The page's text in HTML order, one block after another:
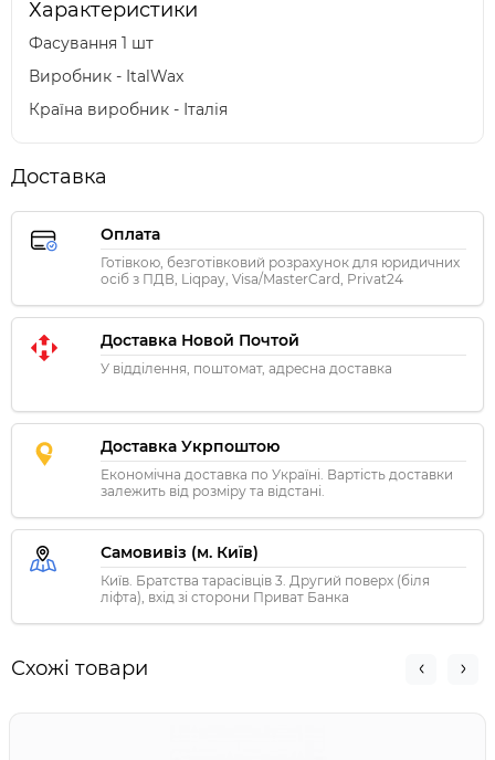
Характеристики
Фасування 1 шт
Виробник - ItalWax
Країна виробник - Італія
Доставка
Оплата
Готівкою, безготівковий розрахунок для юридичних
осіб з ПДВ, Liqpay, Visa/MasterCard, Privat24
Доставка Новой Почтой
У відділення, поштомат, адресна доставка
Доставка Укрпоштою
Економічна доставка по Україні. Вартість доставки
залежить від розміру та відстані.
Самовивіз (м. Київ)
Київ. Братства тарасівців 3. Другий поверх (біля
ліфта), вхід зі сторони Приват Банка
Схожі товари